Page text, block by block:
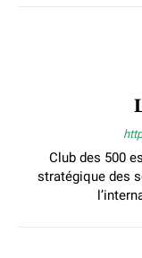
Club des 500
stratégique des